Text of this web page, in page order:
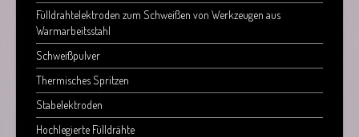
Fülldrahtelektroden zum Schweißen von Werkzeugen aus
Warmarbeitsstahl
Schweißpulver
Thermisches Spritzen
Stabelektroden
Hochlegierte Fülldrähte